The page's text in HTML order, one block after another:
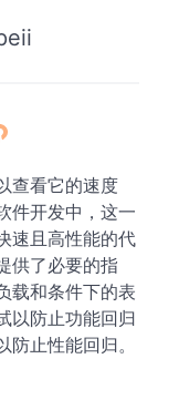
查看它的速度
件开发中，这一
速且高性能的代
供了必要的指
载和条件下的表
以防止功能回归
止性能回归。